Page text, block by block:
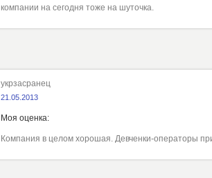
компании на сегодня тоже на шуточка.
укрзасранец
21.05.2013
Моя оценка:
Компания в целом хорошая. Девченки-операторы